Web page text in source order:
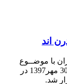
اند
با موضــوع
"برنامه ریزی بر پایه سناریو"، صبح روز دوشنبه 30 مهر1397 در
شد.